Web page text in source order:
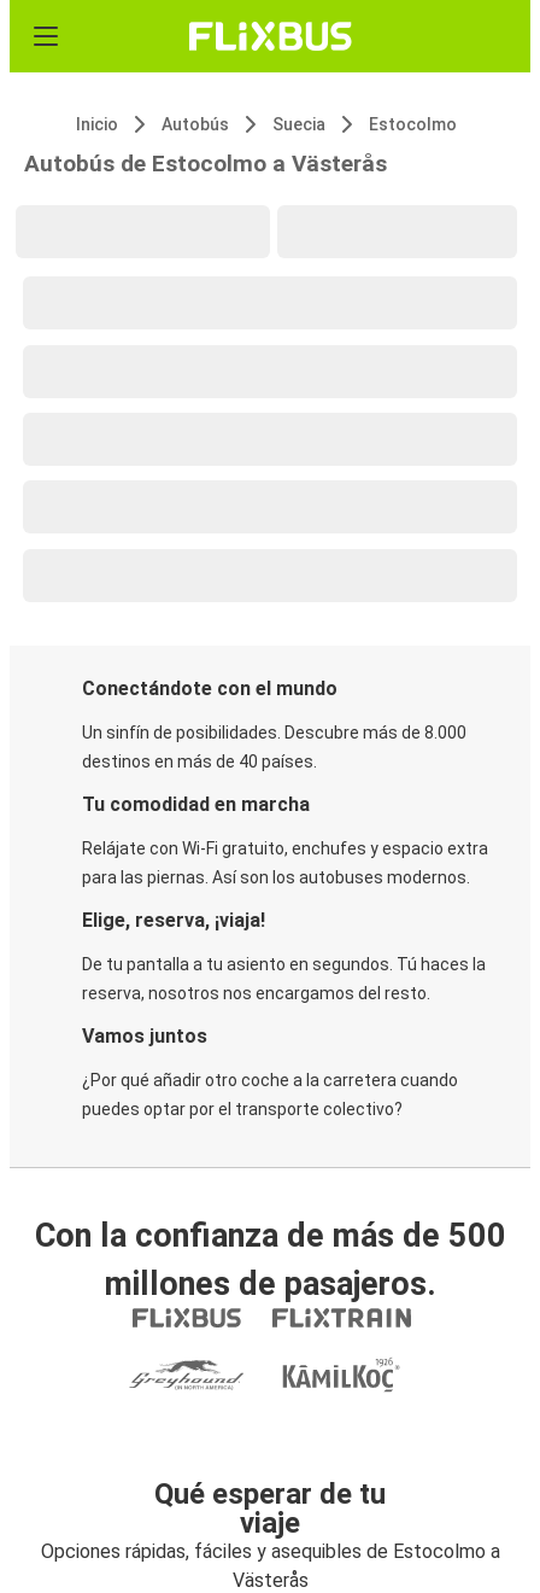
Inicio Autobús Suecia Estocolmo
Autobús de Estocolmo a Västerås
Conectándote con el mundo
Un sinfín de posibilidades. Descubre más de 8.000
destinos en más de 40 países.
Tu comodidad en marcha
Relájate con Wi-Fi gratuito, enchufes y espacio extra
para las piernas. Así son los autobuses modernos.
Elige, reserva, ¡viaja!
De tu pantalla a tu asiento en segundos. Tú haces la
reserva, nosotros nos encargamos del resto.
Vamos juntos
¿Por qué añadir otro coche a la carretera cuando
puedes optar por el transporte colectivo?
Con la confianza de más de 500
millones de pasajeros.
Qué esperar de tu
viaje
Opciones rápidas, fáciles y asequibles de Estocolmo a
Västerås